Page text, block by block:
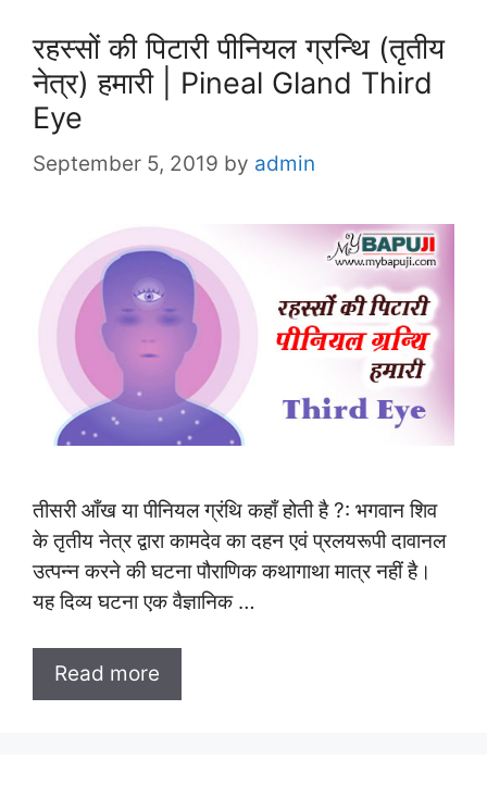
रहस्सों की पिटारी पीनियल ग्रन्थि (तृतीय
नेत्र) हमारी | Pineal Gland Third
Eye
September 5, 2019 by admin
तीसरी आँख या पीनियल ग्रंथि कहाँ होती है ?: भगवान शिव
के तृतीय नेत्र द्वारा कामदेव का दहन एवं प्रलयरूपी दावानल
उत्पन्न करने की घटना पौराणिक कथागाथा मात्र नहीं है।
यह दिव्य घटना एक वैज्ञानिक …
Read more